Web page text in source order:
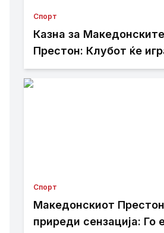
Спорт
Казна за
Престон: Клубот ќе
натпревари без
Спорт
Македонскиот
приреди сензација: Го